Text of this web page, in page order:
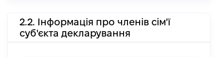
2.2. Інформація про членів сім'ї
суб'єкта декларування